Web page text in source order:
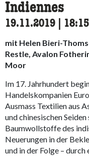
Indiennes
19.11.2019 18:15
mit Helen Bieri-
Restle, Avalon
Moor
Im 17. Jahrhundert
Handelskompanien
Ausmass Textilien aus
und chinesischen
Baumwollstoffe des
Neuerungen in der
und in der Folge –